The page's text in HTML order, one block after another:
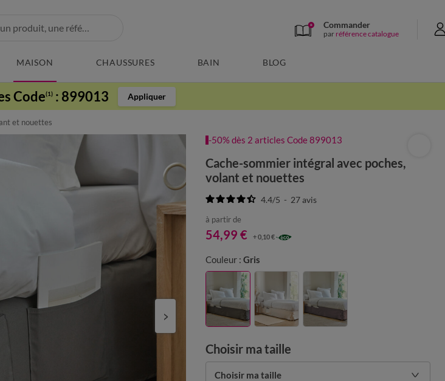
Commander
par référence catalogue
MAISON CHAUSSURES BAIN BLOG
Code(1) : 899013 Appliquer
et nouettes
-50% dès 2 articles Code 899013
Cache-sommier intégral avec poches,
volant et nouettes
4.4/5 - 27avis
à partir de
54,99 € + 0,10 €
Couleur : Gris
Choisir ma taille
Choisir ma taille